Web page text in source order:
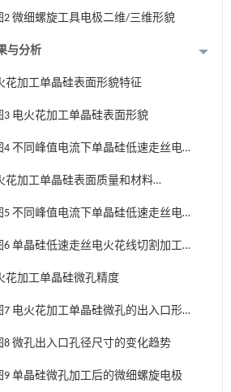
2 微细螺旋工具电极二维/三维形貌
与分析
花加工单晶硅表面形貌特征
3 电火花加工单晶硅表面形貌
4 不同峰值电流下单晶硅低速走丝电
花加工单晶硅表面质量和材料
5 不同峰值电流下单晶硅低速走丝电
6 单晶硅低速走丝电火花线切割加工
花加工单晶硅微孔精度
7 电火花加工单晶硅微孔的出入口形
8 微孔出入口孔径尺寸的变化趋势
9 单晶硅微孔加工后的微细螺旋电极